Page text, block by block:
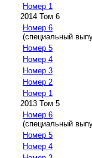
Номер 1
2014 Том 6
Номер 6
(специальный
Номер 5
Номер 4
Номер 3
Номер 2
Номер 1
2013 Том 5
Номер 6
(специальный
Номер 5
Номер 4